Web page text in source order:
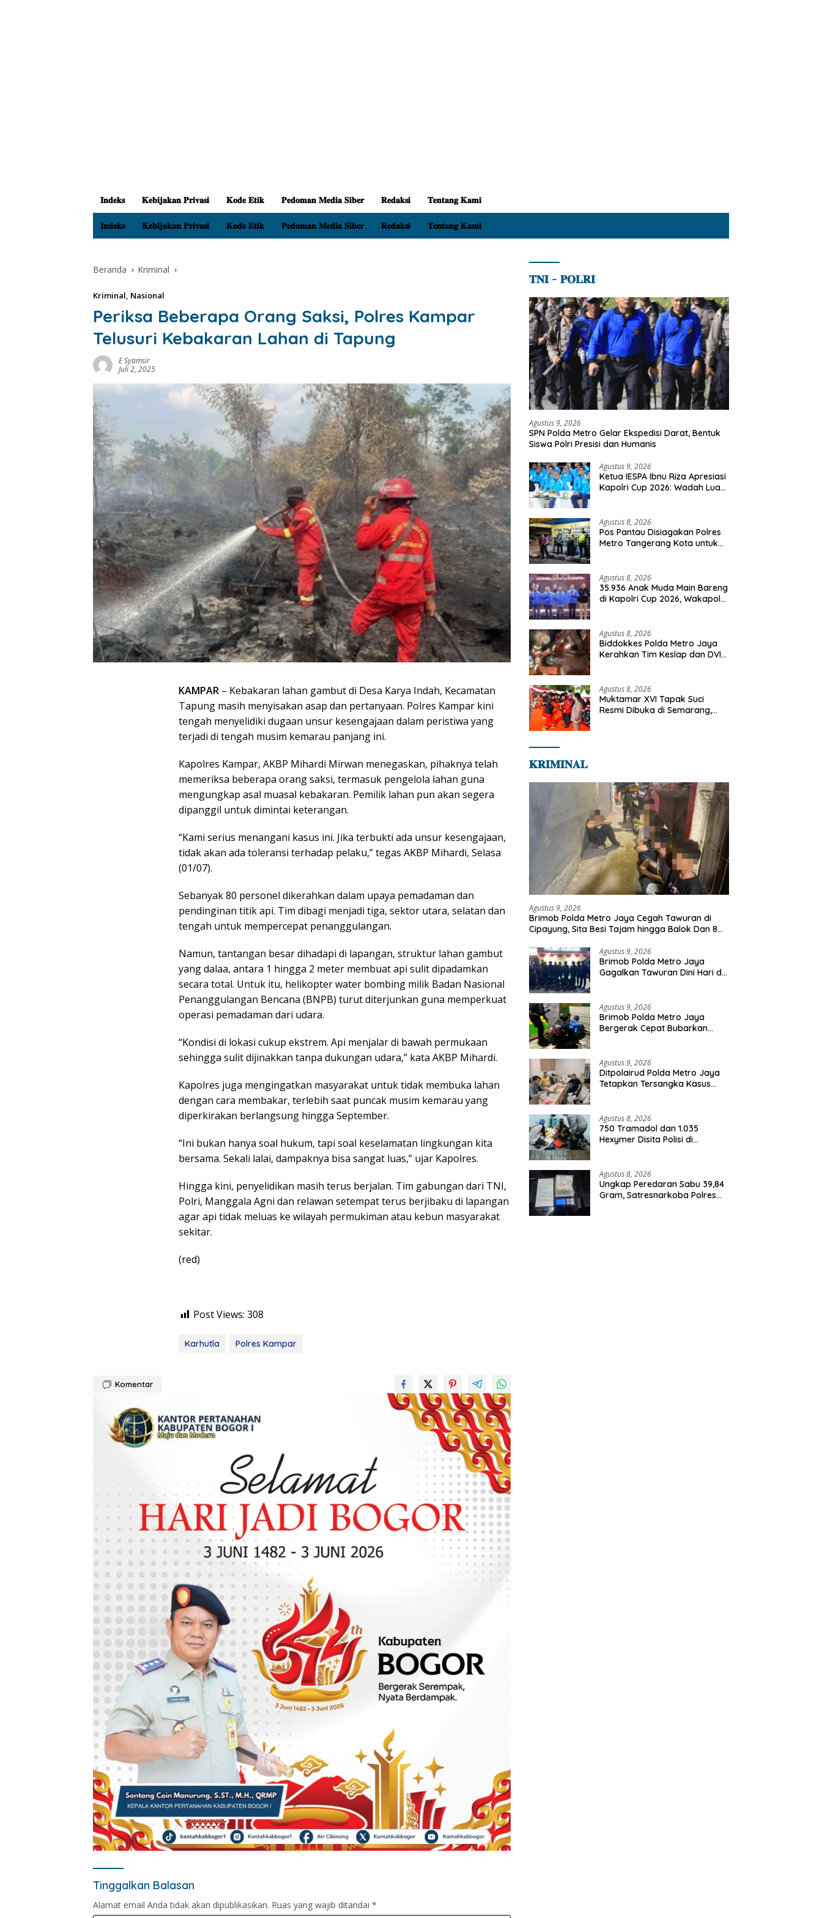
𝐈𝐧𝐝𝐞𝐤𝐬 𝐊𝐞𝐛𝐢𝐣𝐚𝐤𝐚𝐧 𝐏𝐫𝐢𝐯𝐚𝐬𝐢 𝐊𝐨𝐝𝐞 𝐄𝐭𝐢𝐤 𝐏𝐞𝐝𝐨𝐦𝐚𝐧 𝐌𝐞𝐝𝐢𝐚 𝐒𝐢𝐛𝐞𝐫 𝐑𝐞𝐝𝐚𝐤𝐬𝐢 𝐓𝐞𝐧𝐭𝐚𝐧𝐠 𝐊𝐚𝐦𝐢
𝐈𝐧𝐝𝐞𝐤𝐬 𝐊𝐞𝐛𝐢𝐣𝐚𝐤𝐚𝐧 𝐏𝐫𝐢𝐯𝐚𝐬𝐢 𝐊𝐨𝐝𝐞 𝐄𝐭𝐢𝐤 𝐏𝐞𝐝𝐨𝐦𝐚𝐧 𝐌𝐞𝐝𝐢𝐚 𝐒𝐢𝐛𝐞𝐫 𝐑𝐞𝐝𝐚𝐤𝐬𝐢 𝐓𝐞𝐧𝐭𝐚𝐧𝐠 𝐊𝐚𝐦𝐢
Beranda Kriminal
Kriminal, Nasional
Periksa Beberapa Orang Saksi, Polres Kampar
Telusuri Kebakaran Lahan di Tapung
E Syamsir
Juli 2, 2025
KAMPAR – Kebakaran lahan gambut di Desa Karya Indah, Kecamatan
Tapung masih menyisakan asap dan pertanyaan. Polres Kampar kini
tengah menyelidiki dugaan unsur kesengajaan dalam peristiwa yang
terjadi di tengah musim kemarau panjang ini.
Kapolres Kampar, AKBP Mihardi Mirwan menegaskan, pihaknya telah
memeriksa beberapa orang saksi, termasuk pengelola lahan guna
mengungkap asal muasal kebakaran. Pemilik lahan pun akan segera
dipanggil untuk dimintai keterangan.
“Kami serius menangani kasus ini. Jika terbukti ada unsur kesengajaan,
tidak akan ada toleransi terhadap pelaku,” tegas AKBP Mihardi, Selasa
(01/07).
Sebanyak 80 personel dikerahkan dalam upaya pemadaman dan
pendinginan titik api. Tim dibagi menjadi tiga, sektor utara, selatan dan
tengah untuk mempercepat penanggulangan.
Namun, tantangan besar dihadapi di lapangan, struktur lahan gambut
yang dalaa, antara 1 hingga 2 meter membuat api sulit dipadamkan
secara total. Untuk itu, helikopter water bombing milik Badan Nasional
Penanggulangan Bencana (BNPB) turut diterjunkan guna memperkuat
operasi pemadaman dari udara.
“Kondisi di lokasi cukup ekstrem. Api menjalar di bawah permukaan
sehingga sulit dijinakkan tanpa dukungan udara,” kata AKBP Mihardi.
Kapolres juga mengingatkan masyarakat untuk tidak membuka lahan
dengan cara membakar, terlebih saat puncak musim kemarau yang
diperkirakan berlangsung hingga September.
“Ini bukan hanya soal hukum, tapi soal keselamatan lingkungan kita
bersama. Sekali lalai, dampaknya bisa sangat luas,” ujar Kapolres.
Hingga kini, penyelidikan masih terus berjalan. Tim gabungan dari TNI,
Polri, Manggala Agni dan relawan setempat terus berjibaku di lapangan
agar api tidak meluas ke wilayah permukiman atau kebun masyarakat
sekitar.
(red)
Post Views: 308
Karhutla Polres Kampar
Komentar
Tinggalkan Balasan
Alamat email Anda tidak akan dipublikasikan. Ruas yang wajib ditandai *
𝐓𝐍𝐈 – 𝐏𝐎𝐋𝐑𝐈
Agustus 9, 2026
SPN Polda Metro Gelar Ekspedisi Darat, Bentuk
Siswa Polri Presisi dan Humanis
Agustus 9, 2026
Ketua IESPA Ibnu Riza Apresiasi
Kapolri Cup 2026: Wadah Luar
Agustus 8, 2026
Pos Pantau Disiagakan Polres
Metro Tangerang Kota untuk
Agustus 8, 2026
35.936 Anak Muda Main Bareng
di Kapolri Cup 2026, Wakapolri:
Agustus 8, 2026
Biddokkes Polda Metro Jaya
Kerahkan Tim Keslap dan DVI
Agustus 8, 2026
Muktamar XVI Tapak Suci
Resmi Dibuka di Semarang,
𝐊𝐑𝐈𝐌𝐈𝐍𝐀𝐋
Agustus 9, 2026
Brimob Polda Metro Jaya Cegah Tawuran di
Cipayung, Sita Besi Tajam hingga Balok Dan 8
Agustus 9, 2026
Brimob Polda Metro Jaya
Gagalkan Tawuran Dini Hari di
Diamankan
Agustus 9, 2026
Brimob Polda Metro Jaya
Bergerak Cepat Bubarkan
Agustus 9, 2026
Ditpolairud Polda Metro Jaya
Tetapkan Tersangka Kasus
Agustus 8, 2026
750 Tramadol dan 1.035
Hexymer Disita Polisi di
Agustus 8, 2026
Ungkap Peredaran Sabu 39,84
Gram, Satresnarkoba Polres